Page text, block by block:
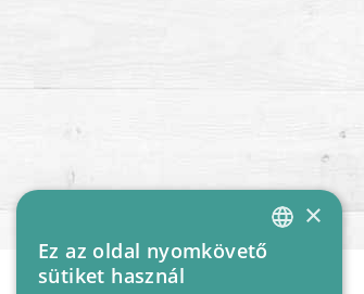
HUNGARIAN
×
Ez az oldal nyomkövető
sütiket használ